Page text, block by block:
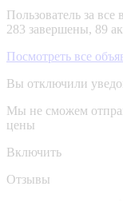
Пользователь за
283 завершены, 89
Посмотреть все
Вы отключили
Мы не сможем
цены
Включить
Отзывы